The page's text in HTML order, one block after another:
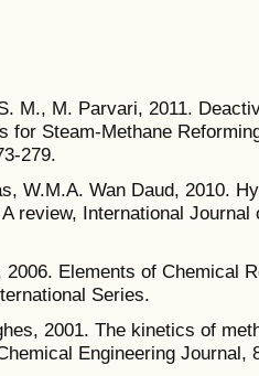
M., M. Parvari, 2011.
for Steam-Methane
279.
W.M.A. Wan Daud, 2010.
review, International
2006. Elements of Chemical
Series.
2001. The kinetics of
Engineering Journal,